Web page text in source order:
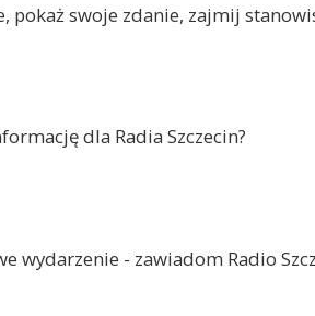
pokaż swoje zdanie, zajmij
dla Radia Szczecin?
wydarzenie - zawiadom Radio